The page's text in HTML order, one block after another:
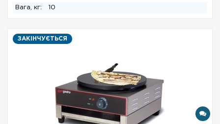
Вага, кг:
10
ЗАКІНЧУЄТЬСЯ